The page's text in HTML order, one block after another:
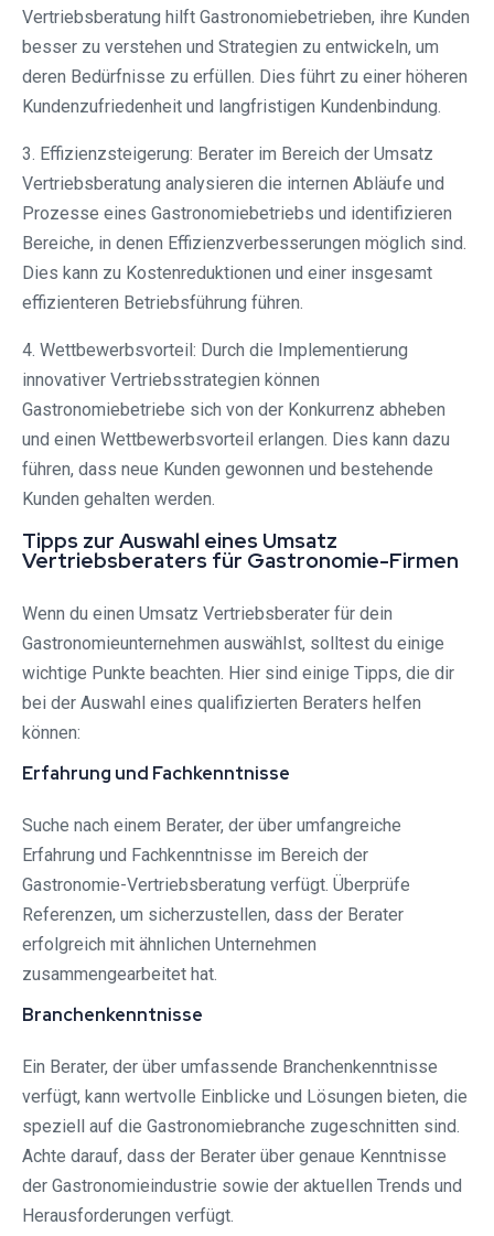
Vertriebsberatung hilft Gastronomiebetrieben, ihre Kunden
besser zu verstehen und Strategien zu entwickeln, um
deren Bedürfnisse zu erfüllen. Dies führt zu einer höheren
Kundenzufriedenheit und langfristigen Kundenbindung.
3. Effizienzsteigerung: Berater im Bereich der Umsatz
Vertriebsberatung analysieren die internen Abläufe und
Prozesse eines Gastronomiebetriebs und identifizieren
Bereiche, in denen Effizienzverbesserungen möglich sind.
Dies kann zu Kostenreduktionen und einer insgesamt
effizienteren Betriebsführung führen.
4. Wettbewerbsvorteil: Durch die Implementierung
innovativer Vertriebsstrategien können
Gastronomiebetriebe sich von der Konkurrenz abheben
und einen Wettbewerbsvorteil erlangen. Dies kann dazu
führen, dass neue Kunden gewonnen und bestehende
Kunden gehalten werden.
Tipps zur Auswahl eines Umsatz
Vertriebsberaters für Gastronomie-Firmen
Wenn du einen Umsatz Vertriebsberater für dein
Gastronomieunternehmen auswählst, solltest du einige
wichtige Punkte beachten. Hier sind einige Tipps, die dir
bei der Auswahl eines qualifizierten Beraters helfen
können:
Erfahrung und Fachkenntnisse
Suche nach einem Berater, der über umfangreiche
Erfahrung und Fachkenntnisse im Bereich der
Gastronomie-Vertriebsberatung verfügt. Überprüfe
Referenzen, um sicherzustellen, dass der Berater
erfolgreich mit ähnlichen Unternehmen
zusammengearbeitet hat.
Branchenkenntnisse
Ein Berater, der über umfassende Branchenkenntnisse
verfügt, kann wertvolle Einblicke und Lösungen bieten, die
speziell auf die Gastronomiebranche zugeschnitten sind.
Achte darauf, dass der Berater über genaue Kenntnisse
der Gastronomieindustrie sowie der aktuellen Trends und
Herausforderungen verfügt.